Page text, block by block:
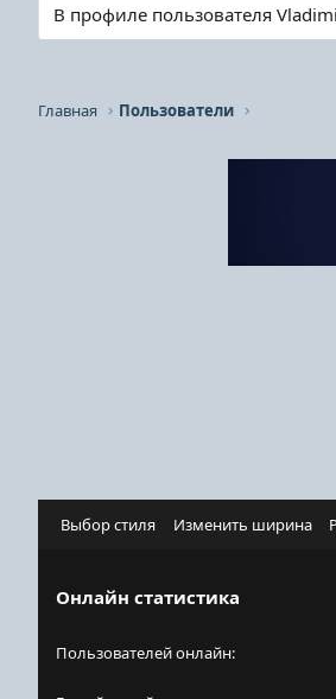
В профиле пользователя
Главная Пользователи
Выбор стиля Изменить ширина
Онлайн статистика
Пользователей онлайн